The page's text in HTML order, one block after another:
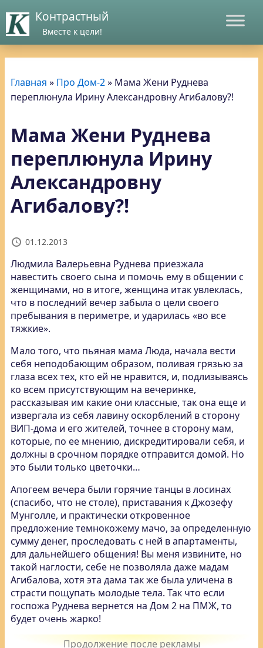
Контрастный
Вместе к цели!
Главная » Про Дом-2» Мама Жени Руднева
переплюнула Ирину Александровну Агибалову?!
Мама Жени Руднева
переплюнула Ирину
Александровну
Агибалову?!
01.12.2013
Людмила Валерьевна Руднева приезжала
навестить своего сына и помочь ему в общении с
женщинами, но в итоге, женщина итак увлеклась,
что в последний вечер забыла о цели своего
пребывания в периметре, и ударилась «во все
тяжкие».
Мало того, что пьяная мама Люда, начала вести
себя неподобающим образом, поливая грязью за
глаза всех тех, кто ей не нравится, и, подлизываясь
ко всем присутствующим на вечеринке,
рассказывая им какие они классные, так она еще и
извергала из себя лавину оскорблений в сторону
ВИП-дома и его жителей, точнее в сторону мам,
которые, по ее мнению, дискредитировали себя, и
должны в срочном порядке отправится домой. Но
это были только цветочки…
Апогеем вечера были горячие танцы в лосинах
(спасибо, что не столе), приставания к Джозефу
Мунголле, и практически откровенное
предложение темнокожему мачо, за определенную
сумму денег, проследовать с ней в апартаменты,
для дальнейшего общения! Вы меня извините, но
такой наглости, себе не позволяла даже мадам
Агибалова, хотя эта дама так же была уличена в
страсти пощупать молодые тела. Так что если
госпожа Руднева вернется на Дом 2 на ПМЖ, то
будет очень жарко!